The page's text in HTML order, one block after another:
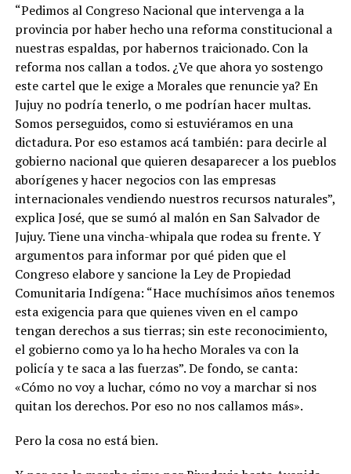
“Pedimos al Congreso Nacional que intervenga a la
provincia por haber hecho una reforma constitucional a
nuestras espaldas, por habernos traicionado. Con la
reforma nos callan a todos. ¿Ve que ahora yo sostengo
este cartel que le exige a Morales que renuncie ya? En
Jujuy no podría tenerlo, o me podrían hacer multas.
Somos perseguidos, como si estuviéramos en una
dictadura. Por eso estamos acá también: para decirle al
gobierno nacional que quieren desaparecer a los pueblos
aborígenes y hacer negocios con las empresas
internacionales vendiendo nuestros recursos naturales”,
explica José, que se sumó al malón en San Salvador de
Jujuy. Tiene una vincha-whipala que rodea su frente. Y
argumentos para informar por qué piden que el
Congreso elabore y sancione la Ley de Propiedad
Comunitaria Indígena: “Hace muchísimos años tenemos
esta exigencia para que quienes viven en el campo
tengan derechos a sus tierras; sin este reconocimiento,
el gobierno como ya lo ha hecho Morales va con la
policía y te saca a las fuerzas”. De fondo, se canta:
«Cómo no voy a luchar, cómo no voy a marchar si nos
quitan los derechos. Por eso no nos callamos más».
Pero la cosa no está bien.